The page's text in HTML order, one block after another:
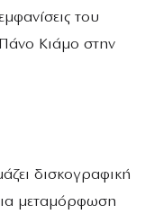
του
Κιάμο στην
δισκογραφική
μεταμόρφωση